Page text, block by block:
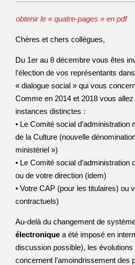
obtenir le « quatre-pages » en pdf
Chères et chers collègues,
Du 1er au 8 décembre vous êtes
l’élection de vos représentants
« dialogue social » qui vous
Comme en 2014 et 2018 vous
instances distinctes :
• Le Comité social d’administration
de la Culture (nouvelle
ministériel »)
• Le Comité social d’administration
ou de votre direction (idem)
• Votre CAP (pour les titulaires) ou
contractuels)
Au-delà du changement de
électronique a été imposé en
discussion possible), les évolutions
concernent l’amoindrissement des